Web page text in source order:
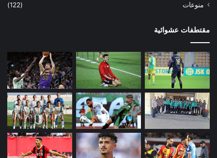
منوعات
(122)
مقتطفات عشوائية